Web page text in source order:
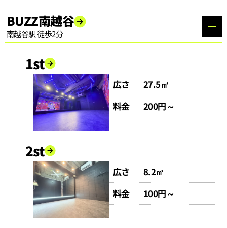
BUZZ南越谷
南越谷駅 徒歩2分
1st
広さ
27.5㎡
料金
200円～
2st
広さ
8.2㎡
料金
100円～